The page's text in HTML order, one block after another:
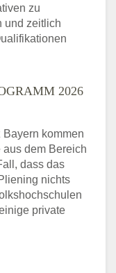
zu
und zeitlich
2026
kommen
dem Bereich
dass das
nichts
private